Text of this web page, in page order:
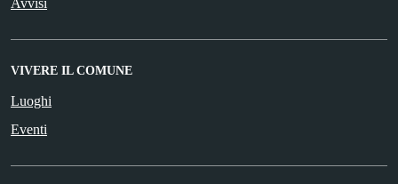
VIVERE IL COMUNE
Luoghi
Eventi